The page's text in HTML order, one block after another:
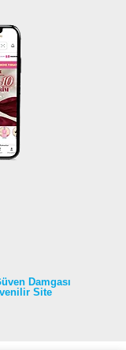
Damgası
Site